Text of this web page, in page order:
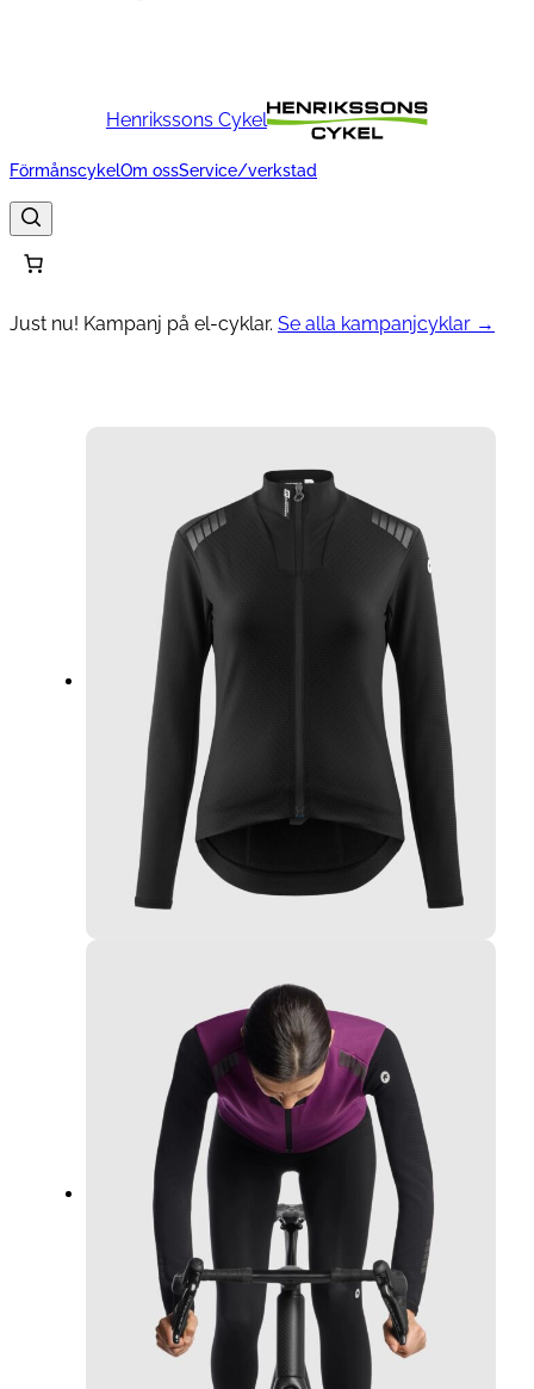
Henrikssons Cykel
FörmånscykelOm ossService/verkstad
Just nu! Kampanj på el-cyklar. Se alla kampanjcyklar →